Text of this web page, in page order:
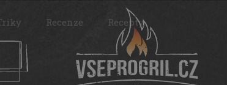
Recenze Recepty